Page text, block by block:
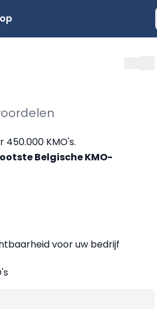
KMO's.
Belgische KMO-
voor uw bedrijf